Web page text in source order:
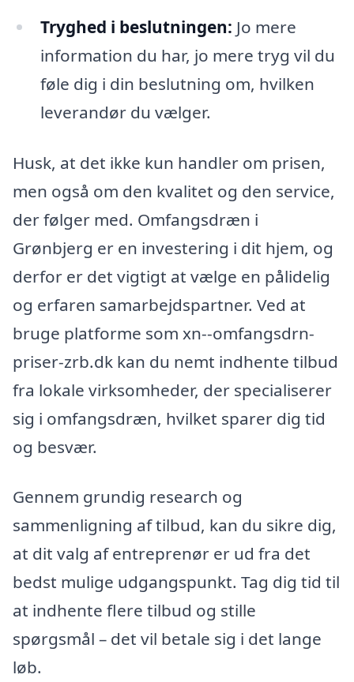
Tryghed i beslutningen: Jo mere
information du har, jo mere tryg vil du
føle dig i din beslutning om, hvilken
leverandør du vælger.
Husk, at det ikke kun handler om prisen,
men også om den kvalitet og den service,
der følger med. Omfangsdræn i
Grønbjerg er en investering i dit hjem, og
derfor er det vigtigt at vælge en pålidelig
og erfaren samarbejdspartner. Ved at
bruge platforme som xn--omfangsdrn-
priser-zrb.dk kan du nemt indhente tilbud
fra lokale virksomheder, der specialiserer
sig i omfangsdræn, hvilket sparer dig tid
og besvær.
Gennem grundig research og
sammenligning af tilbud, kan du sikre dig,
at dit valg af entreprenør er ud fra det
bedst mulige udgangspunkt. Tag dig tid til
at indhente flere tilbud og stille
spørgsmål – det vil betale sig i det lange
løb.